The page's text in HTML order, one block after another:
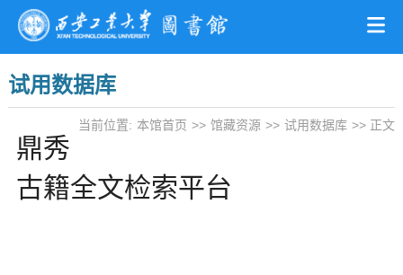
试用数据库
当前位置: 本馆首页 >> 馆藏资源 >> 试用数据库 >> 正文
鼎秀
古籍全文检索平台